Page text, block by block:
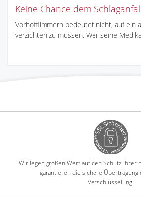
Keine Chance dem
Vorhofflimmern bedeutet nicht, auf ein
verzichten zu müssen. Wer seine
Wir legen großen Wert auf den Schutz Ihrer
garantieren die sichere Übertragung
Verschlüsselung.